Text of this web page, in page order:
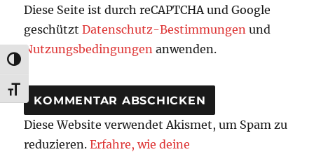
UMSCHALTEN AUF HOHE KONTRASTE
SCHRIFT VERGRÖSSERN
Diese Seite ist durch reCAPTCHA und Google
geschütztDatenschutz-Bestimmungen und
Nutzungsbedingungen anwenden.
Diese Website verwendet Akismet, um Spam zu
reduzieren.Erfahre, wie deine